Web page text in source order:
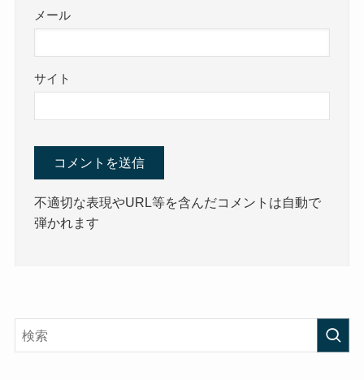
メール
サイト
不適切な表現やURL等を含んだコメントは自動で
弾かれます